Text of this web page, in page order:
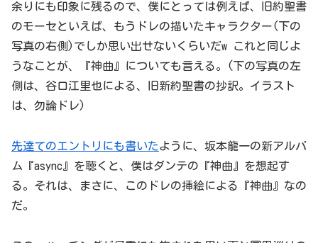
余りにも印象に残るので、僕にとっては例えば、旧約聖書
のモーセといえば、もうドレの描いたキャラクター(下の
写真の右側)でしか思い出せないくらいだw これと同じよ
うなことが、『神曲』についても言える。(下の写真の左
側は、谷口江里也による、旧新約聖書の抄訳。イラスト
は、勿論ドレ)
先達てのエントリにも書いたように、坂本龍一の新アルバ
ム『async』を聴くと、僕はダンテの『神曲』を想起す
る。それは、まさに、このドレの挿絵による『神曲』なの
だ。